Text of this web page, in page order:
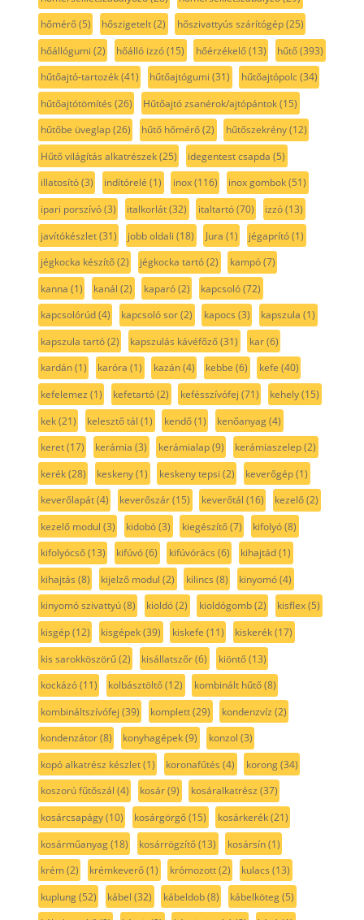
hőmérő(5) hőszigetelt(2) hőszivattyús szárítógép(25)
hőállógumi (2) hőálló izzó(15) hőérzékelő(13) hűtő(393)
hűtőajtó-tartozék(41) hűtőajtógumi (31) hűtőajtópolc(34)
hűtőajtótömítés (26) Hűtőajtó zsanérok/ajtópántok(15)
hűtőbe üveglap(26) hűtő hőmérő(2) hűtőszekrény(12)
Hűtő világítás alkatrészek(25) idegentest csapda (5)
illatosító(3) indítórelé (1) inox(116) inox gombok(51)
ipari porszívó(3) italkorlát(32) italtartó(70) izzó(13)
javítókészlet(31) jobb oldali (18) Jura (1) jégaprító(1)
jégkocka készítő(2) jégkocka tartó(2) kampó(7)
kanna (1) kanál (2) kaparó(2) kapcsoló(72)
kapcsolórúd(4) kapcsoló sor(2) kapocs (3) kapszula (1)
kapszula tartó(2) kapszulás kávéfőző(31) kar(6)
kardán(1) karóra (1) kazán(4) kebbe (6) kefe (40)
kefelemez (1) kefetartó(2) kefésszívófej (71) kehely(15)
kek(21) kelesztő tál (1) kendő(1) kenőanyag(4)
keret(17) kerámia (3) kerámialap(9) kerámiaszelep(2)
kerék(28) keskeny(1) keskeny tepsi (2) keverőgép(1)
keverőlapát(4) keverőszár(15) keverőtál (16) kezelő(2)
kezelő modul (3) kidobó(3) kiegészítő(7) kifolyó(8)
kifolyócső(13) kifúvó(6) kifúvórács (6) kihajtád(1)
kihajtás (8) kijelző modul (2) kilincs (8) kinyomó(4)
kinyomó szivattyú(8) kioldó(2) kioldógomb(2) kisflex(5)
kisgép(12) kisgépek(39) kiskefe (11) kiskerék(17)
kis sarokköszörű(2) kisállatszőr(6) kiöntő(13)
kockázó(11) kolbásztöltő(12) kombinált hűtő(8)
kombináltszívófej (39) komplett(29) kondenzvíz (2)
kondenzátor(8) konyhagépek(9) konzol (3)
kopó alkatrész készlet(1) koronafűtés (4) korong(34)
koszorú fűtőszál (4) kosár(9) kosáralkatrész (37)
kosárcsapágy(10) kosárgörgő(15) kosárkerék(21)
kosárműanyag(18) kosárrögzítő(13) kosársín(1)
krém(2) krémkeverő(1) krómozott(2) kulacs (13)
kuplung(52) kábel (32) kábeldob(8) kábelköteg(5)